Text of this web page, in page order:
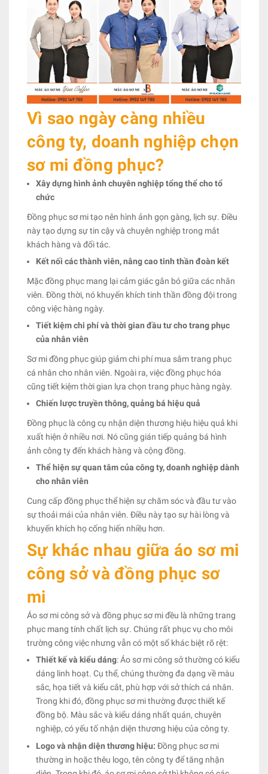
Vì sao ngày càng nhiều
công ty, doanh nghiệp chọn
sơ mi đồng phục?
Xây dựng hình ảnh chuyên nghiệp tổng thể cho tổ
chức
Đồng phục sơ mi tạo nên hình ảnh gọn gàng, lịch sự. Điều
này tạo dựng sự tin cậy và chuyên nghiệp trong mắt
khách hàng và đối tác.
Kết nối các thành viên, nâng cao tinh thần đoàn kết
Mặc đồng phục mang lại cảm giác gắn bó giữa các nhân
viên. Đồng thời, nó khuyến khích tinh thần đồng đội trong
công việc hàng ngày.
Tiết kiệm chi phí và thời gian đầu tư cho trang phục
của nhân viên
Sơ mi đồng phục giúp giảm chi phí mua sắm trang phục
cá nhân cho nhân viên. Ngoài ra, việc đồng phục hóa
cũng tiết kiệm thời gian lựa chọn trang phục hàng ngày.
Chiến lược truyền thông, quảng bá hiệu quả
Đồng phục là công cụ nhận diện thương hiệu hiệu quả khi
xuất hiện ở nhiều nơi. Nó cũng gián tiếp quảng bá hình
ảnh công ty đến khách hàng và cộng đồng.
Thể hiện sự quan tâm của công ty, doanh nghiệp dành
cho nhân viên
Cung cấp đồng phục thể hiện sự chăm sóc và đầu tư vào
sự thoải mái của nhân viên. Điều này tạo sự hài lòng và
khuyến khích họ cống hiến nhiều hơn.
Sự khác nhau giữa áo sơ mi
công sở và đồng phục sơ
mi
Áo sơ mi công sở và đồng phục sơ mi đều là những trang
phục mang tính chất lịch sự. Chúng rất phục vụ cho môi
trường công việc nhưng vẫn có một số khác biệt rõ rệt:
Thiết kế và kiểu dáng: Áo sơ mi công sở thường có kiểu
dáng linh hoạt. Cụ thể, chúng thường đa dạng về màu
sắc, họa tiết và kiểu cắt, phù hợp với sở thích cá nhân.
Trong khi đó, đồng phục sơ mi thường được thiết kế
đồng bộ. Màu sắc và kiểu dáng nhất quán, chuyên
nghiệp, có yếu tố nhận diện thương hiệu của công ty.
Logo và nhận diện thương hiệu: Đồng phục sơ mi
thường in hoặc thêu logo, tên công ty để tăng nhận